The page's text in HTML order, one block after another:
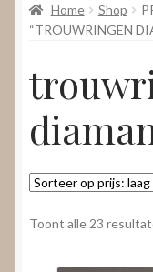
WebShop
Over
Contact
Nieuws
Video’s
Home Shop
“TROUWRINGEN
Toont alle 23